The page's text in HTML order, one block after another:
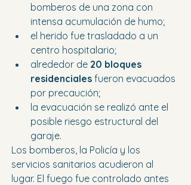
bomberos de una zona con
intensa acumulación de humo;
el herido fue trasladado a un
centro hospitalario;
alrededor de 20 bloques
residenciales fueron evacuados
por precaución;
la evacuación se realizó ante el
posible riesgo estructural del
garaje.
Los bomberos, la Policía y los
servicios sanitarios acudieron al
lugar. El fuego fue controlado antes